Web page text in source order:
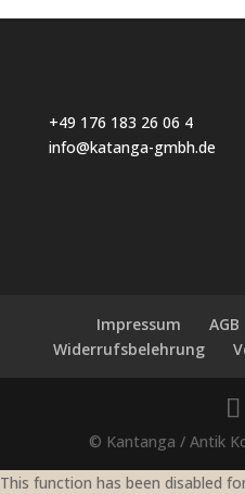
+49 176 183 26 06 4
info@katanga-gmbh.de
Impressum AGB
Widerrufsbelehrung
© Kantanga / Antik
This function has been disabled